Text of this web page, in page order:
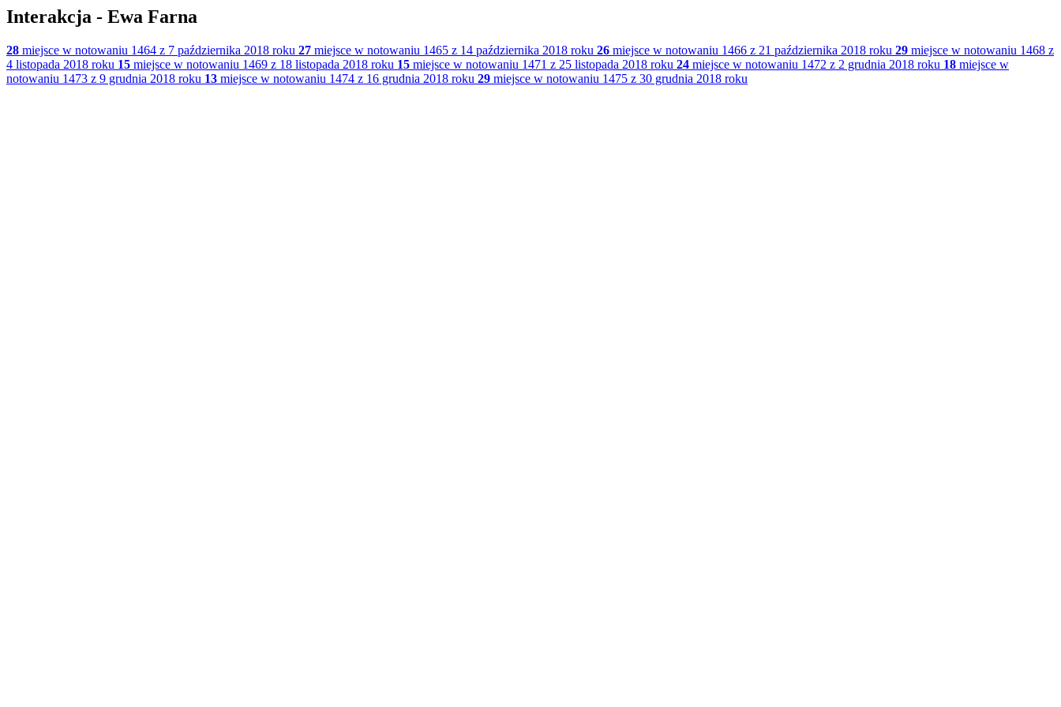
Interakcja - Ewa Farna
28 miejsce w notowaniu 1464 z 7 października 2018 roku 27 miejsce w notowaniu 1465 z 14 października 2018 roku 26 miejsce w notowaniu 1466 z 21 października 2018 roku 29 miejsce w notowaniu 1468 z
4 listopada 2018 roku 15 miejsce w notowaniu 1469 z 18 listopada 2018 roku 15 miejsce w notowaniu 1471 z 25 listopada 2018 roku 24 miejsce w notowaniu 1472 z 2 grudnia 2018 roku 18 miejsce w
notowaniu 1473 z 9 grudnia 2018 roku 13 miejsce w notowaniu 1474 z 16 grudnia 2018 roku 29 miejsce w notowaniu 1475 z 30 grudnia 2018 roku